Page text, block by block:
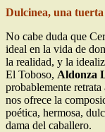
Dulcinea, una
No cabe duda que
ideal en la vida de
la realidad, y la
El Toboso, Aldonza
probablemente
nos ofrece la
poética, hermosa,
dama del caballero.